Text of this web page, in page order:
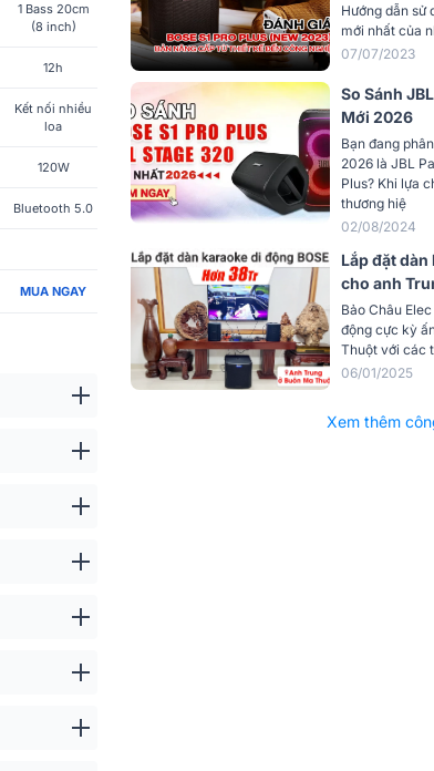
1 Bass 20cm
(8 inch)
12h
Kết nối nhiều
loa
120W
Bluetooth 5.0
MUA NGAY
DSP Tích hợp Chức
Chất liệu vỏ Nhựa
Chất liệu lưới Thép,
Tùy chọn gắn đặt/treo Chân
Nhiệt độ hoạt động -20 °C
Phủ âm, theo chiều
ngang
120°
Áp suất âm thanh tối
đa ở 1 m
109 dB
Hướng dẫn sử
mới nhất của
07/07/2023
So Sánh
Mới 2026
Bạn đang
2026 là JBL
Plus? Khi lựa
thương hiệ
02/08/2024
Lắp đặt
cho anh
Pro+, JBL
Bảo Châu
động cực kỳ
Thuột với các
06/01/2025
Xem thêm